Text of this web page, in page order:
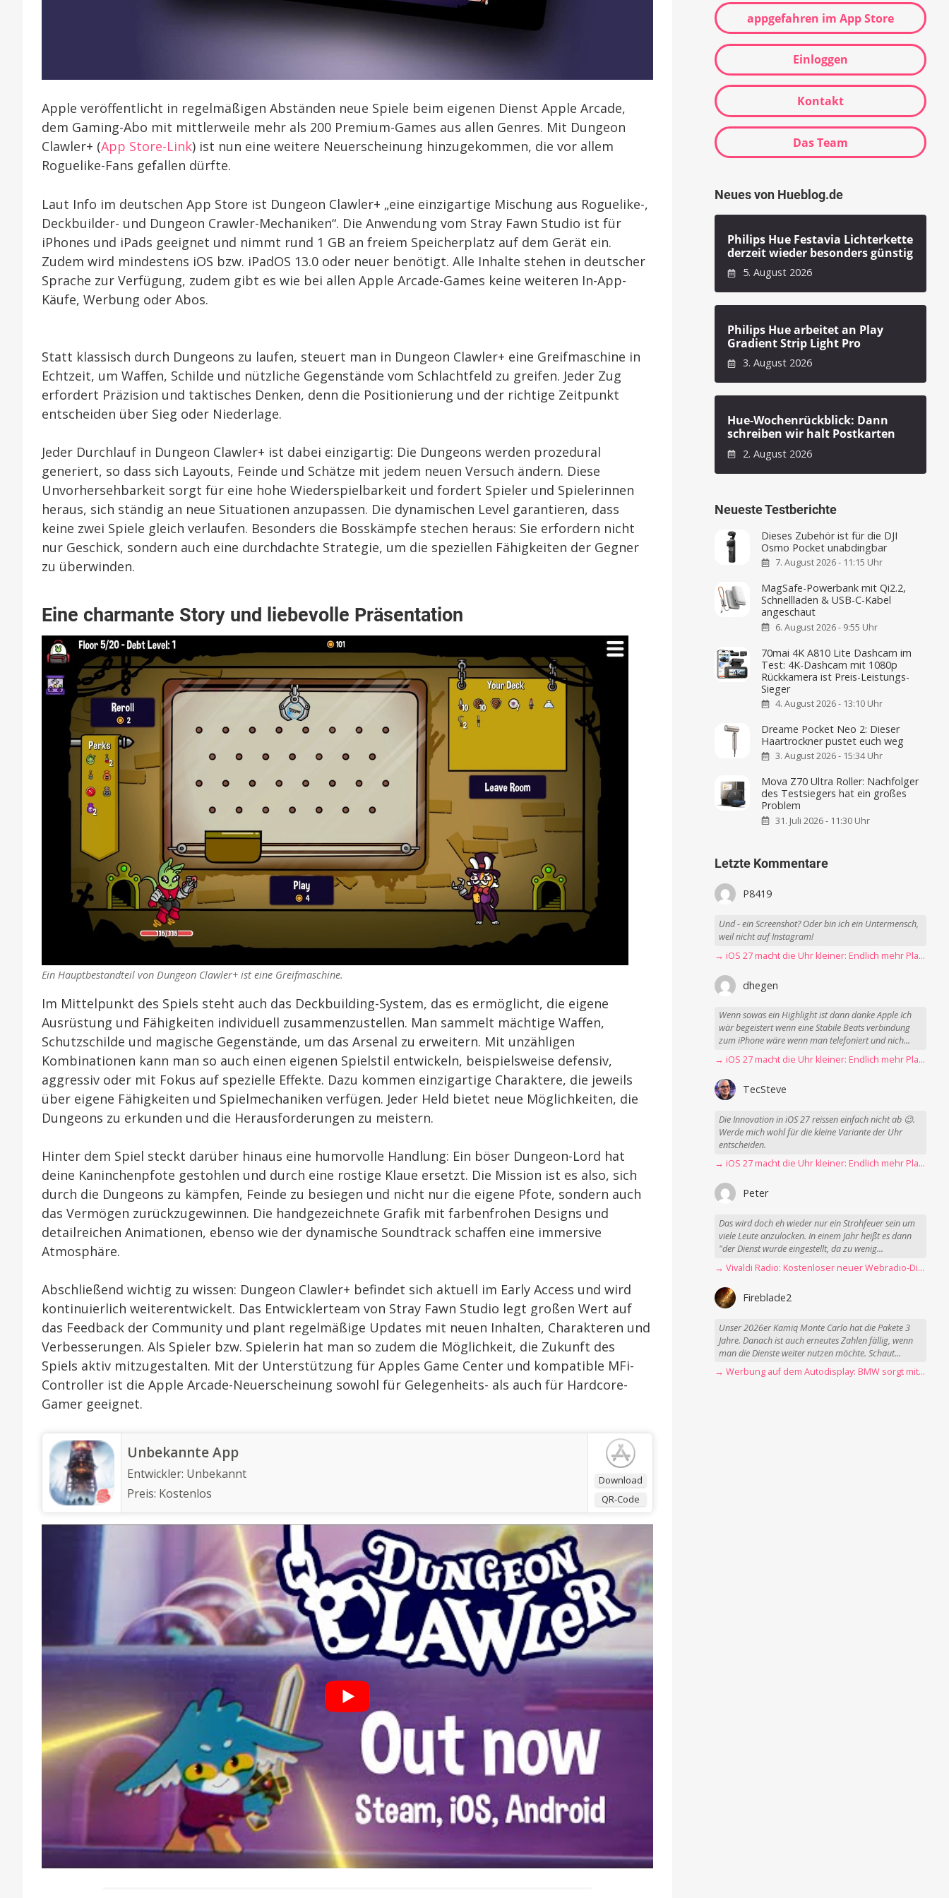
Apple veröffentlicht in regelmäßigen Abständen neue Spiele beim eigenen Dienst Apple Arcade,
dem Gaming-Abo mit mittlerweile mehr als 200 Premium-Games aus allen Genres. Mit Dungeon
Clawler+ (App Store-Link) ist nun eine weitere Neuerscheinung hinzugekommen, die vor allem
Roguelike-Fans gefallen dürfte.
Laut Info im deutschen App Store ist Dungeon Clawler+ „eine einzigartige Mischung aus Roguelike-,
Deckbuilder- und Dungeon Crawler-Mechaniken“. Die Anwendung vom Stray Fawn Studio ist für
iPhones und iPads geeignet und nimmt rund 1 GB an freiem Speicherplatz auf dem Gerät ein.
Zudem wird mindestens iOS bzw. iPadOS 13.0 oder neuer benötigt. Alle Inhalte stehen in deutscher
Sprache zur Verfügung, zudem gibt es wie bei allen Apple Arcade-Games keine weiteren In-App-
Käufe, Werbung oder Abos.
Statt klassisch durch Dungeons zu laufen, steuert man in Dungeon Clawler+ eine Greifmaschine in
Echtzeit, um Waffen, Schilde und nützliche Gegenstände vom Schlachtfeld zu greifen. Jeder Zug
erfordert Präzision und taktisches Denken, denn die Positionierung und der richtige Zeitpunkt
entscheiden über Sieg oder Niederlage.
Jeder Durchlauf in Dungeon Clawler+ ist dabei einzigartig: Die Dungeons werden prozedural
generiert, so dass sich Layouts, Feinde und Schätze mit jedem neuen Versuch ändern. Diese
Unvorhersehbarkeit sorgt für eine hohe Wiederspielbarkeit und fordert Spieler und Spielerinnen
heraus, sich ständig an neue Situationen anzupassen. Die dynamischen Level garantieren, dass
keine zwei Spiele gleich verlaufen. Besonders die Bosskämpfe stechen heraus: Sie erfordern nicht
nur Geschick, sondern auch eine durchdachte Strategie, um die speziellen Fähigkeiten der Gegner
zu überwinden.
Eine charmante Story und liebevolle Präsentation
Ein Hauptbestandteil von Dungeon Clawler+ ist eine Greifmaschine.
Im Mittelpunkt des Spiels steht auch das Deckbuilding-System, das es ermöglicht, die eigene
Ausrüstung und Fähigkeiten individuell zusammenzustellen. Man sammelt mächtige Waffen,
Schutzschilde und magische Gegenstände, um das Arsenal zu erweitern. Mit unzähligen
Kombinationen kann man so auch einen eigenen Spielstil entwickeln, beispielsweise defensiv,
aggressiv oder mit Fokus auf spezielle Effekte. Dazu kommen einzigartige Charaktere, die jeweils
über eigene Fähigkeiten und Spielmechaniken verfügen. Jeder Held bietet neue Möglichkeiten, die
Dungeons zu erkunden und die Herausforderungen zu meistern.
Hinter dem Spiel steckt darüber hinaus eine humorvolle Handlung: Ein böser Dungeon-Lord hat
deine Kaninchenpfote gestohlen und durch eine rostige Klaue ersetzt. Die Mission ist es also, sich
durch die Dungeons zu kämpfen, Feinde zu besiegen und nicht nur die eigene Pfote, sondern auch
das Vermögen zurückzugewinnen. Die handgezeichnete Grafik mit farbenfrohen Designs und
detailreichen Animationen, ebenso wie der dynamische Soundtrack schaffen eine immersive
Atmosphäre.
Abschließend wichtig zu wissen: Dungeon Clawler+ befindet sich aktuell im Early Access und wird
kontinuierlich weiterentwickelt. Das Entwicklerteam von Stray Fawn Studio legt großen Wert auf
das Feedback der Community und plant regelmäßige Updates mit neuen Inhalten, Charakteren und
Verbesserungen. Als Spieler bzw. Spielerin hat man so zudem die Möglichkeit, die Zukunft des
Spiels aktiv mitzugestalten. Mit der Unterstützung für Apples Game Center und kompatible MFi-
Controller ist die Apple Arcade-Neuerscheinung sowohl für Gelegenheits- als auch für Hardcore-
Gamer geeignet.
Download
QR-Code
Unbekannte App
Entwickler: Unbekannt
Preis: Kostenlos
appgefahren im App Store
Einloggen
Kontakt
Das Team
Neues von Hueblog.de
Philips Hue Festavia Lichterkette
derzeit wieder besonders günstig
5. August 2026
Philips Hue arbeitet an Play
Gradient Strip Light Pro
3. August 2026
Hue-Wochenrückblick: Dann
schreiben wir halt Postkarten
2. August 2026
Neueste Testberichte
Dieses Zubehör ist für die DJI
Osmo Pocket unabdingbar
7. August 2026 - 11:15 Uhr
MagSafe-Powerbank mit Qi2.2,
Schnellladen & USB-C-Kabel
angeschaut
6. August 2026 - 9:55 Uhr
70mai 4K A810 Lite Dashcam im
Test: 4K-Dashcam mit 1080p
Rückkamera ist Preis-Leistungs-
Sieger
4. August 2026 - 13:10 Uhr
Dreame Pocket Neo 2: Dieser
Haartrockner pustet euch weg
3. August 2026 - 15:34 Uhr
Mova Z70 Ultra Roller: Nachfolger
des Testsiegers hat ein großes
Problem
31. Juli 2026 - 11:30 Uhr
Letzte Kommentare
P8419
Und - ein Screenshot? Oder bin ich ein Untermensch,
weil nicht auf Instagram!
→ iOS 27 macht die Uhr kleiner: Endlich mehr Platz fürs Hintergrundbild
dhegen
Wenn sowas ein Highlight ist dann danke Apple Ich
wär begeistert wenn eine Stabile Beats verbindung
zum iPhone wäre wenn man telefoniert und nich...
→ iOS 27 macht die Uhr kleiner: Endlich mehr Platz fürs Hintergrundbild
TecSteve
Die Innovation in iOS 27 reissen einfach nicht ab 😉.
Werde mich wohl für die kleine Variante der Uhr
entscheiden.
→ iOS 27 macht die Uhr kleiner: Endlich mehr Platz fürs Hintergrundbild
Peter
Das wird doch eh wieder nur ein Strohfeuer sein um
viele Leute anzulocken. In einem Jahr heißt es dann
"der Dienst wurde eingestellt, da zu wenig...
→ Vivaldi Radio: Kostenloser neuer Webradio-Dienst mit Fokus auf Datenschutz
Fireblade2
Unser 2026er Kamiq Monte Carlo hat die Pakete 3
Jahre. Danach ist auch erneutes Zahlen fällig, wenn
man die Dienste weiter nutzen möchte. Schaut...
→ Werbung auf dem Autodisplay: BMW sorgt mit Spider-Man-Werbung für scharfe Kritik